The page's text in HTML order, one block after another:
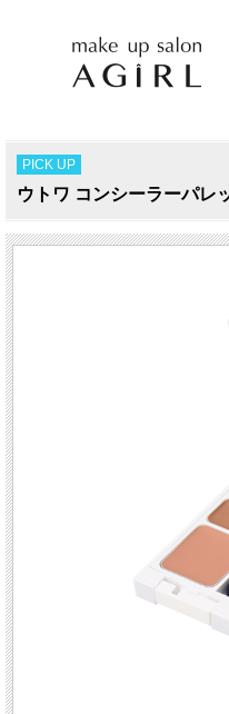
PICK UP
ウトワ コンシーラーパレ